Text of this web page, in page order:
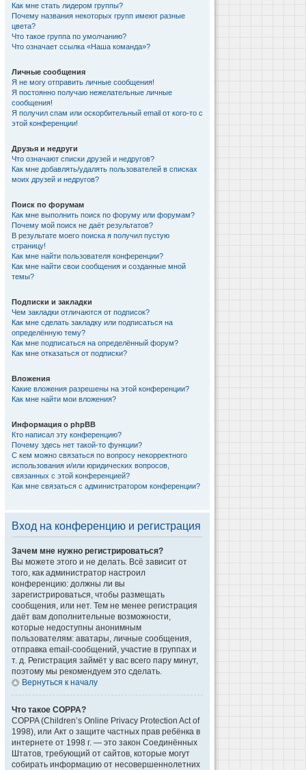
Как мне стать лидером группы?
Почему названия некоторых групп имеют разные
цвета?
Что такое группа по умолчанию?
Что означает ссылка «Наша команда»?
Личные сообщения
Я не могу отправить личные сообщения!
Я постоянно получаю нежелательные личные
сообщения!
Я получил спам или оскорбительный email от кого-то с
этой конференции!
Друзья и недруги
Что означают списки друзей и недругов?
Как мне добавлять/удалять пользователей в списках
моих друзей и недругов?
Поиск по форумам
Как мне выполнить поиск по форуму или форумам?
Почему мой поиск не даёт результатов?
В результате моего поиска я получил пустую
страницу!
Как мне найти пользователя конференции?
Как мне найти свои сообщения и созданные мной
темы?
Подписки и закладки
Чем закладки отличаются от подписок?
Как мне сделать закладку или подписаться на
определённую тему?
Как мне подписаться на определённый форум?
Как мне отказаться от подписки?
Вложения
Какие вложения разрешены на этой конференции?
Как мне найти мои вложения?
Информация о phpBB
Кто написал эту конференцию?
Почему здесь нет такой-то функции?
С кем можно связаться по вопросу некорректного
использования и/или юридических вопросов,
связанных с этой конференцией?
Как мне связаться с администратором конференции?
Вход на конференцию и регистрация
Зачем мне нужно регистрироваться?
Вы можете этого и не делать. Всё зависит от
того, как администратор настроил
конференцию: должны ли вы
зарегистрироваться, чтобы размещать
сообщения, или нет. Тем не менее регистрация
даёт вам дополнительные возможности,
которые недоступны анонимным
пользователям: аватары, личные сообщения,
отправка email-сообщений, участие в группах и
т. д. Регистрация займёт у вас всего пару минут,
поэтому мы рекомендуем это сделать.
Вернуться к началу
Что такое COPPA?
COPPA (Children’s Online Privacy Protection Act of
1998), или Акт о защите частных прав ребёнка в
интернете от 1998 г. — это закон Соединённых
Штатов, требующий от сайтов, которые могут
собирать информацию от несовершеннолетних